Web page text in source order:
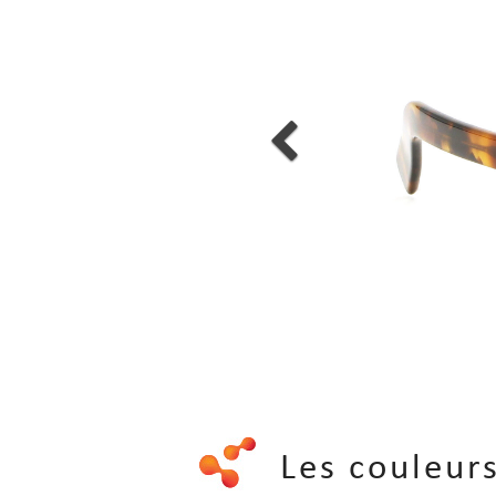
Les